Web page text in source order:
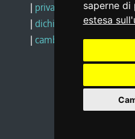
saperne di
estesa
| privacy
social media
| dichiarazione di
| cambio preferenze